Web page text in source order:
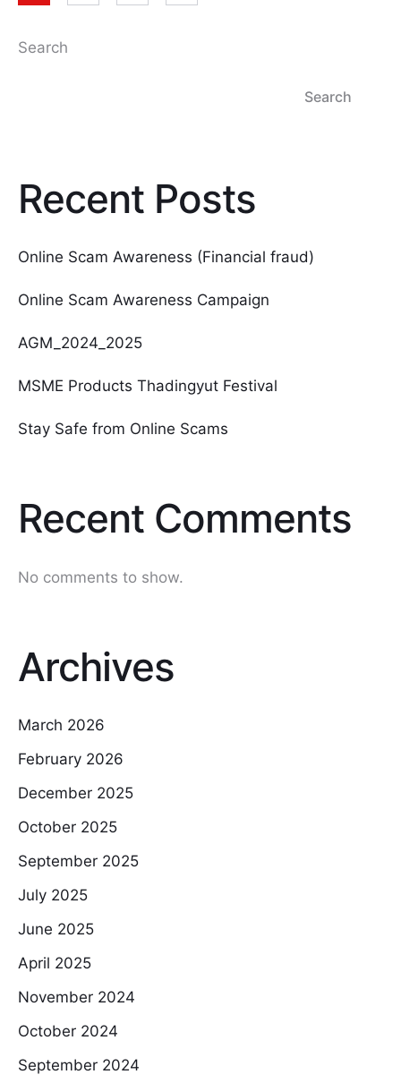
Search
Search
Recent Posts
Online Scam Awareness (Financial fraud)
Online Scam Awareness Campaign
AGM_2024_2025
MSME Products Thadingyut Festival
Stay Safe from Online Scams
Recent Comments
No comments to show.
Archives
March 2026
February 2026
December 2025
October 2025
September 2025
July 2025
June 2025
April 2025
November 2024
October 2024
September 2024